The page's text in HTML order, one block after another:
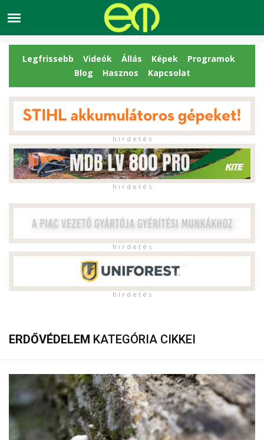
Legfrissebb Videók Állás Képek
Programok
Blog
Hasznos Kapcsolat
h i r d e t é s
h i r d e t é s
h i r d e t é s
h i r d e t é s
ERDŐVÉDELEM KATEGÓRIA CIKKEI